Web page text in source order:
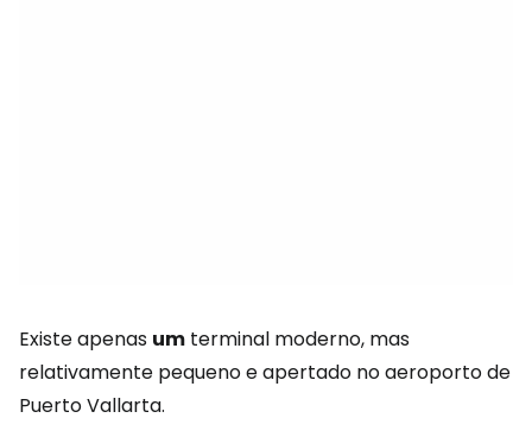
Existe apenas um terminal moderno, mas
relativamente pequeno e apertado no aeroporto de
Puerto Vallarta.